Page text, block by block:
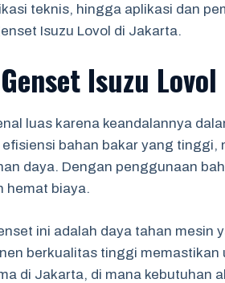
teknis, hingga aplikasi dan
Isuzu Lovol di Jakarta.
Isuzu Lovol
luas karena keandalannya
bahan bakar yang tinggi,
daya. Dengan penggunaan
hemat biaya.
ini adalah daya tahan mesin
berkualitas tinggi memastikan
di Jakarta, di mana kebutuhan